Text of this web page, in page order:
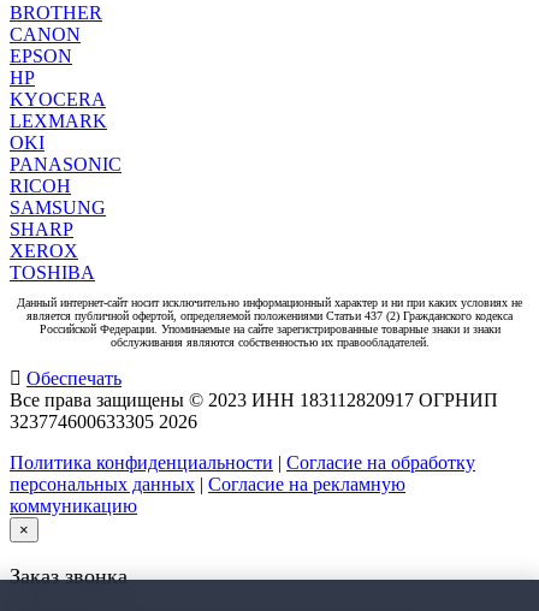
BROTHER
CANON
EPSON
HP
KYOCERA
LEXMARK
OKI
PANASONIC
RICOH
SAMSUNG
SHARP
XEROX
TOSHIBA
Данный интернет-сайт носит исключительно информационный характер и ни при каких условиях не
является публичной офертой, определяемой положениями Статьи 437 (2) Гражданского кодекса
Российской Федерации. Упоминаемые на сайте зарегистрированные товарные знаки и знаки
обслуживания являются собственностью их правообладателей.
Обеспечать
Все права защищены © 2023 ИНН 183112820917 ОГРНИП
323774600633305 2026
Политика конфиденциальности | Согласие на обработку
персональных данных | Согласие на рекламную
коммуникацию
×
Заказ звонка